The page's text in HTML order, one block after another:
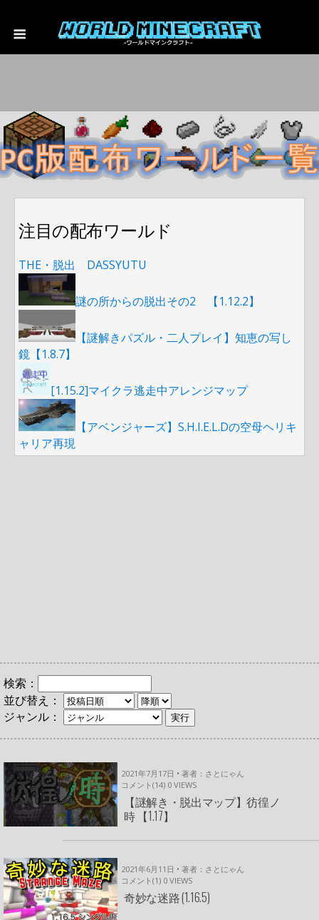
注目の配布ワールド
THE・脱出 DASSYUTU
謎の所からの脱出その2 【1.12.2】
【謎解きパズル・二人プレイ】知恵の写し
鏡【1.8.7】
[1.15.2]マイクラ逃走中アレンジマップ
【アベンジャーズ】S.H.I.E.L.Dの空母ヘリキ
ャリア再現
検索：
並び替え：
ジャンル：
2021年7月17日 • 著者：さとにゃん
コメント(14) 0 VIEWS
【謎解き・脱出マップ】彷徨ノ
時 【1.17】
2021年6月11日 • 著者：さとにゃん
コメント(1) 0 VIEWS
奇妙な迷路 (1.16.5)